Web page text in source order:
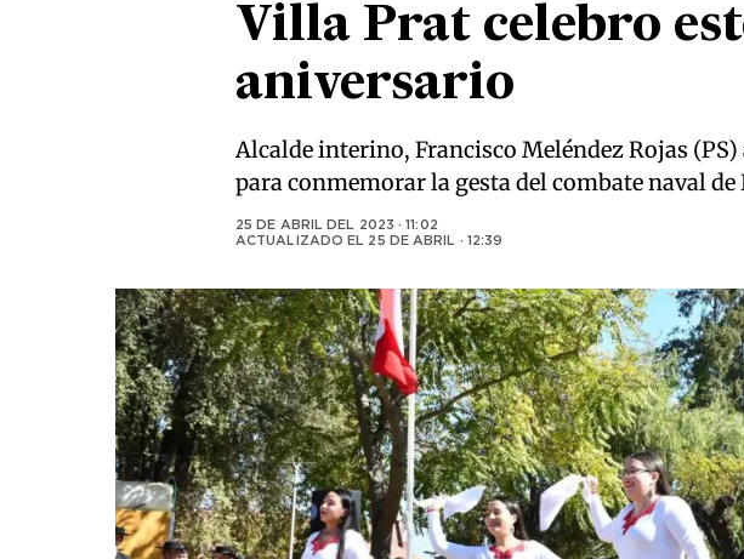
Villa Prat celebro
aniversario
Alcalde interino, Francisco Meléndez Rojas
para conmemorar la gesta del combate naval de
25 DE ABRIL DEL 2023 · 11:02
ACTUALIZADO EL 25 DE ABRIL · 12:39